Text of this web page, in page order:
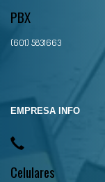
PBX
(601) 5831663
EMPRESA INFO
Celulares